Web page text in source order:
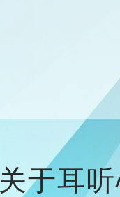
关于耳